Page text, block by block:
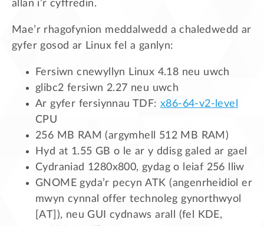
allan i’r cyffredin.
Mae’r rhagofynion meddalwedd a chaledwedd ar
gyfer gosod ar Linux fel a ganlyn:
Fersiwn cnewyllyn Linux 4.18 neu uwch
glibc2 fersiwn 2.27 neu uwch
Ar gyfer fersiynnau TDF: x86-64-v2-level
CPU
256 MB RAM (argymhell 512 MB RAM)
Hyd at 1.55 GB o le ar y ddisg galed ar gael
Cydraniad 1280x800, gydag o leiaf 256 lliw
GNOME gyda’r pecyn ATK (angenrheidiol er
mwyn cynnal offer technoleg gynorthwyol
[AT]), neu GUI cydnaws arall (fel KDE,